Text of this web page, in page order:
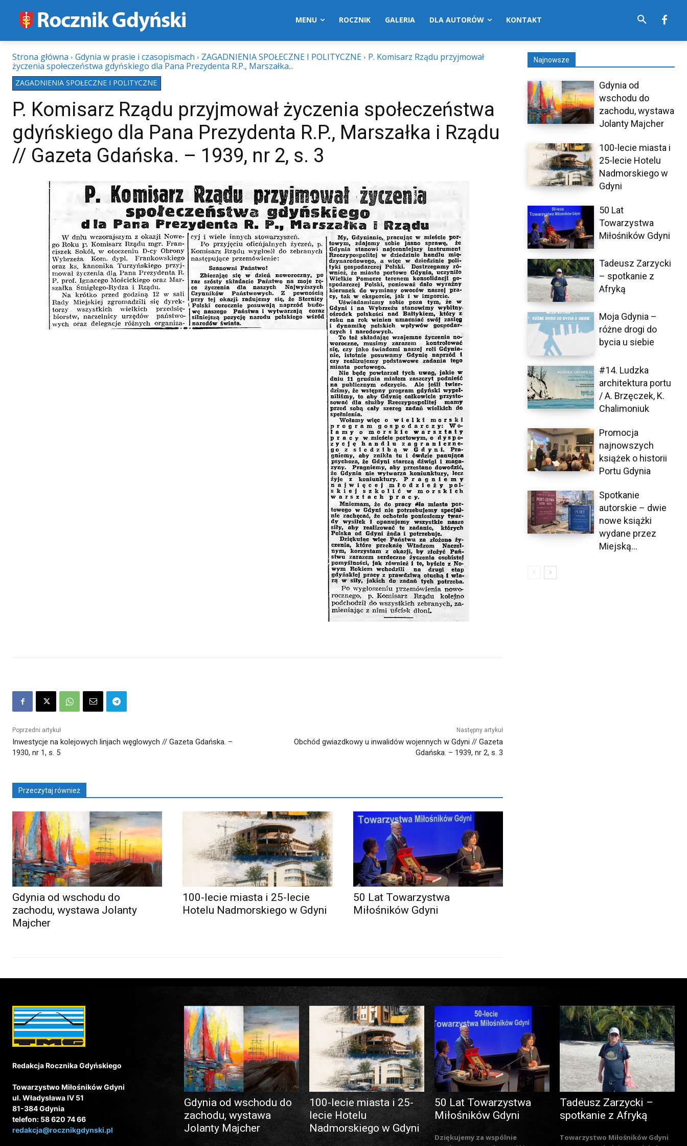
MENU ROCZNIK GALERIA DLA AUTORÓW KONTAKT
Strona główna Gdynia w prasie i czasopismach ZAGADNIENIA SPOŁECZNE I POLITYCZNE
P. Komisarz Rządu przyjmował
życzenia społeczeństwa gdyńskiego dla Pana Prezydenta R.P., Marszałka...
ZAGADNIENIA SPOŁECZNE I POLITYCZNE
P. Komisarz Rządu przyjmował życzenia społeczeństwa
gdyńskiego dla Pana Prezydenta R.P., Marszałka i Rządu
// Gazeta Gdańska. – 1939, nr 2, s. 3
Poprzedni artykuł
Inwestycje na kolejowych linjach węglowych // Gazeta Gdańska. –
1930, nr 1, s. 5
Następny artykuł
Obchód gwiazdkowy u inwalidów wojennych w Gdyni // Gazeta
Gdańska. – 1939, nr 2, s. 3
Przeczytaj również
Gdynia od wschodu do
zachodu, wystawa Jolanty
Majcher
100-lecie miasta i 25-lecie
Hotelu Nadmorskiego w Gdyni
50 Lat Towarzystwa
Miłośników Gdyni
Najnowsze
Gdynia od
wschodu do
zachodu, wystawa
Jolanty Majcher
100-lecie miasta i
25-lecie Hotelu
Nadmorskiego w
Gdyni
50 Lat
Towarzystwa
Miłośników Gdyni
Tadeusz Zarzycki
– spotkanie z
Afryką
Moja Gdynia –
różne drogi do
bycia u siebie
#14. Ludzka
architektura portu
/ A. Brzęczek, K.
Chalimoniuk
Promocja
najnowszych
książek o historii
Portu Gdynia
Spotkanie
autorskie – dwie
nowe książki
wydane przez
Miejską...
Redakcja Rocznika Gdyńskiego
Towarzystwo Miłośników Gdyni
ul. Władysława IV 51
81-384 Gdynia
telefon: 58 620 74 66
redakcja@rocznikgdynski.pl
Gdynia od wschodu do
zachodu, wystawa
Jolanty Majcher
100-lecie miasta i 25-
lecie Hotelu
Nadmorskiego w Gdyni
50 Lat Towarzystwa
Miłośników Gdyni
Dziękujemy za wspólnie
Tadeusz Zarzycki –
spotkanie z Afryką
Towarzystwo Miłośników Gdyni